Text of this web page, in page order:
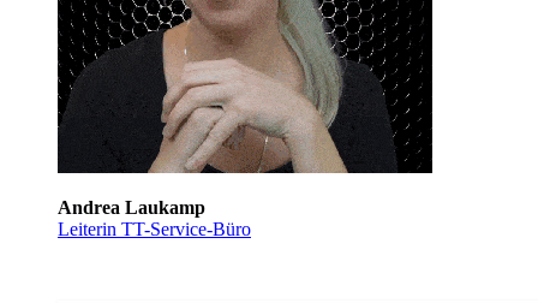
Andrea Laukamp
Leiterin TT-Service-Büro